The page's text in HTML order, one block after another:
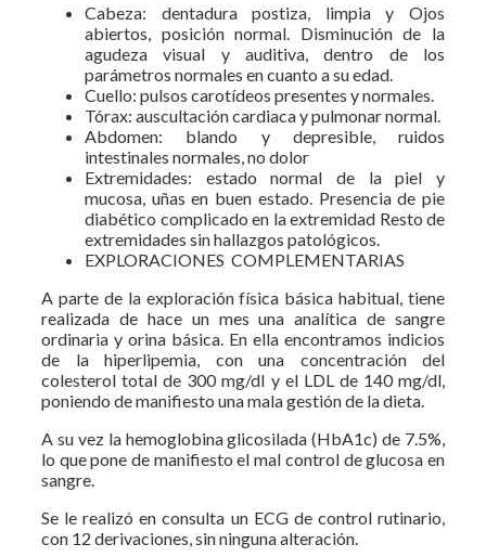
Cabeza: dentadura postiza, limpia y Ojos
abiertos, posición normal. Disminución de la
agudeza visual y auditiva, dentro de los
parámetros normales en cuanto a su edad.
Cuello: pulsos carotídeos presentes y normales.
Tórax: auscultación cardiaca y pulmonar normal.
Abdomen: blando y depresible, ruidos
intestinales normales, no dolor
Extremidades: estado normal de la piel y
mucosa, uñas en buen estado. Presencia de pie
diabético complicado en la extremidad Resto de
extremidades sin hallazgos patológicos.
EXPLORACIONES COMPLEMENTARIAS
A parte de la exploración física básica habitual, tiene
realizada de hace un mes una analítica de sangre
ordinaria y orina básica. En ella encontramos indicios
de la hiperlipemia, con una concentración del
colesterol total de 300 mg/dl y el LDL de 140 mg/dl,
poniendo de manifiesto una mala gestión de la dieta.
A su vez la hemoglobina glicosilada (HbA1c) de 7.5%,
lo que pone de manifiesto el mal control de glucosa en
sangre.
Se le realizó en consulta un ECG de control rutinario,
con 12 derivaciones, sin ninguna alteración.